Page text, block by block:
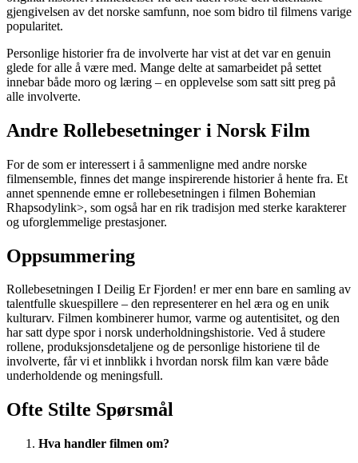
gjengivelsen av det norske samfunn, noe som bidro til filmens varige
popularitet.
Personlige historier fra de involverte har vist at det var en genuin
glede for alle å være med. Mange delte at samarbeidet på settet
innebar både moro og læring – en opplevelse som satt sitt preg på
alle involverte.
Andre Rollebesetninger i Norsk Film
For de som er interessert i å sammenligne med andre norske
filmensemble, finnes det mange inspirerende historier å hente fra. Et
annet spennende emne er rollebesetningen i filmen Bohemian
Rhapsodylink>, som også har en rik tradisjon med sterke karakterer
og uforglemmelige prestasjoner.
Oppsummering
Rollebesetningen I Deilig Er Fjorden! er mer enn bare en samling av
talentfulle skuespillere – den representerer en hel æra og en unik
kulturarv. Filmen kombinerer humor, varme og autentisitet, og den
har satt dype spor i norsk underholdningshistorie. Ved å studere
rollene, produksjonsdetaljene og de personlige historiene til de
involverte, får vi et innblikk i hvordan norsk film kan være både
underholdende og meningsfull.
Ofte Stilte Spørsmål
Hva handler filmen om?